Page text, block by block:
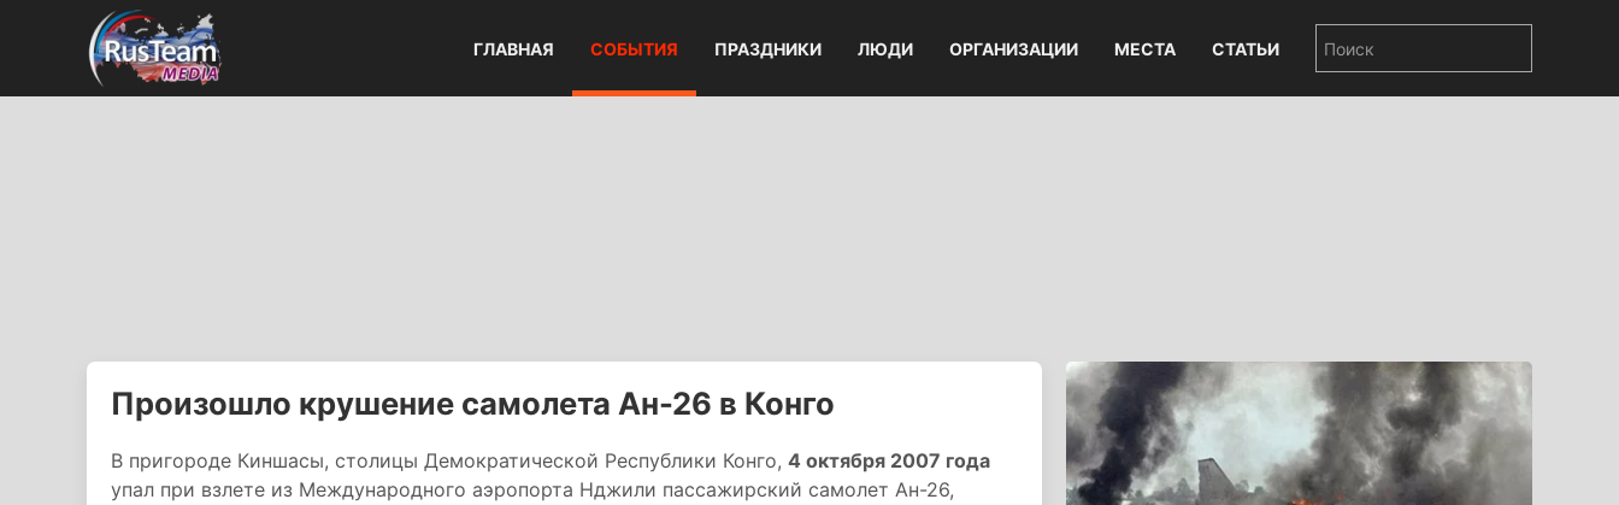
ГЛАВНАЯ СОБЫТИЯ ПРАЗДНИКИ ЛЮДИ ОРГАНИЗАЦИИ МЕСТА СТАТЬИ
Произошло крушение самолета Ан-26 в Конго
В пригороде Киншасы, столицы Демократической Республики Конго, 4 октября 2007 года
упал при взлете из Международного аэропорта Нджили пассажирский самолет Ан-26,